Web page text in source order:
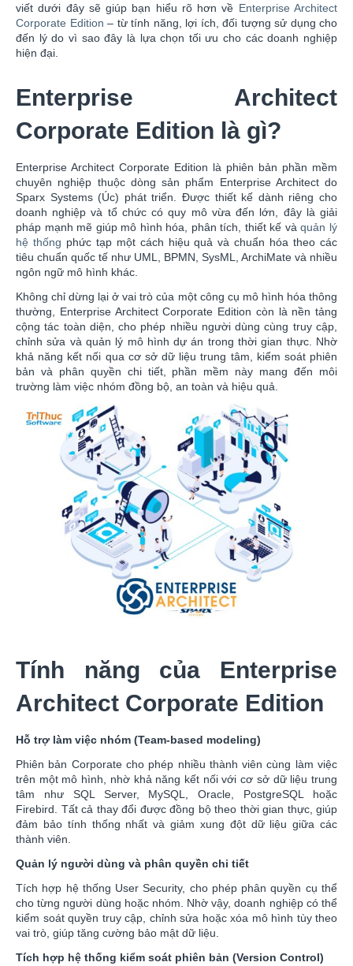
viết dưới đây sẽ giúp bạn hiểu rõ hơn về Enterprise Architect
Corporate Edition – từ tính năng, lợi ích, đối tượng sử dụng cho
đến lý do vì sao đây là lựa chọn tối ưu cho các doanh nghiệp
hiện đại.
Enterprise Architect
Corporate Edition là gì?
Enterprise Architect Corporate Edition là phiên bản phần mềm
chuyên nghiệp thuộc dòng sản phẩm Enterprise Architect do
Sparx Systems (Úc) phát triển. Được thiết kế dành riêng cho
doanh nghiệp và tổ chức có quy mô vừa đến lớn, đây là giải
pháp mạnh mẽ giúp mô hình hóa, phân tích, thiết kế vàquản lý
hệ thống phức tạp một cách hiệu quả và chuẩn hóa theo các
tiêu chuẩn quốc tế như UML, BPMN, SysML, ArchiMate và nhiều
ngôn ngữ mô hình khác.
Không chỉ dừng lại ở vai trò của một công cụ mô hình hóa thông
thường, Enterprise Architect Corporate Edition còn là nền tảng
cộng tác toàn diện, cho phép nhiều người dùng cùng truy cập,
chỉnh sửa và quản lý mô hình dự án trong thời gian thực. Nhờ
khả năng kết nối qua cơ sở dữ liệu trung tâm, kiểm soát phiên
bản và phân quyền chi tiết, phần mềm này mang đến môi
trường làm việc nhóm đồng bộ, an toàn và hiệu quả.
Tính năng của Enterprise
Architect Corporate Edition
Hỗ trợ làm việc nhóm (Team-based modeling)
Phiên bản Corporate cho phép nhiều thành viên cùng làm việc
trên một mô hình, nhờ khả năng kết nối với cơ sở dữ liệu trung
tâm như SQL Server, MySQL, Oracle, PostgreSQL hoặc
Firebird. Tất cả thay đổi được đồng bộ theo thời gian thực, giúp
đảm bảo tính thống nhất và giảm xung đột dữ liệu giữa các
thành viên.
Quản lý người dùng và phân quyền chi tiết
Tích hợp hệ thống User Security, cho phép phân quyền cụ thể
cho từng người dùng hoặc nhóm. Nhờ vậy, doanh nghiệp có thể
kiểm soát quyền truy cập, chỉnh sửa hoặc xóa mô hình tùy theo
vai trò, giúp tăng cường bảo mật dữ liệu.
Tích hợp hệ thống kiểm soát phiên bản (Version Control)